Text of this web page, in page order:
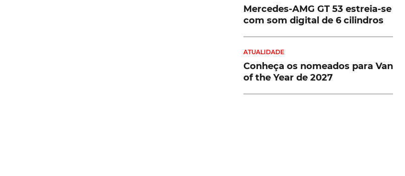
Mercedes-AMG GT 53 estreia-se
com som digital de 6 cilindros
ATUALIDADE
Conheça os nomeados para Van
of the Year de 2027